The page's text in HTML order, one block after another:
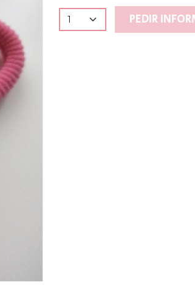
PEDIR